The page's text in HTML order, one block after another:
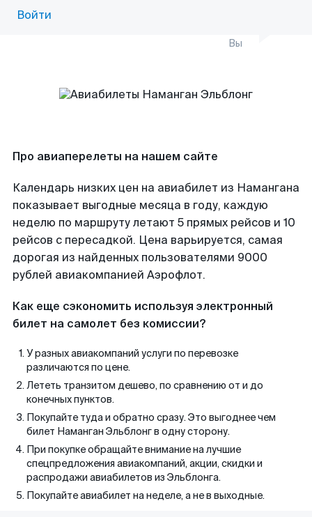
Войти
Вы
Про авиаперелеты на нашем сайте
Календарь низких цен на авиабилет из Намангана
показывает выгодные месяца в году, каждую
неделю по маршруту летают 5 прямых рейсов и 10
рейсов с пересадкой. Цена варьируется, самая
дорогая из найденных пользователями 9000
рублей авиакомпанией Аэрофлот.
Как еще сэкономить используя электронный
билет на самолет без комиссии?
У разных авиакомпаний услуги по перевозке
различаются по цене.
Лететь транзитом дешево, по сравнению от и до
конечных пунктов.
Покупайте туда и обратно сразу. Это выгоднее чем
билет Наманган Эльблонг в одну сторону.
При покупке обращайте внимание на лучшие
спецпредложения авиакомпаний, акции, скидки и
распродажи авиабилетов из Эльблонга.
Покупайте авиабилет на неделе, а не в выходные.